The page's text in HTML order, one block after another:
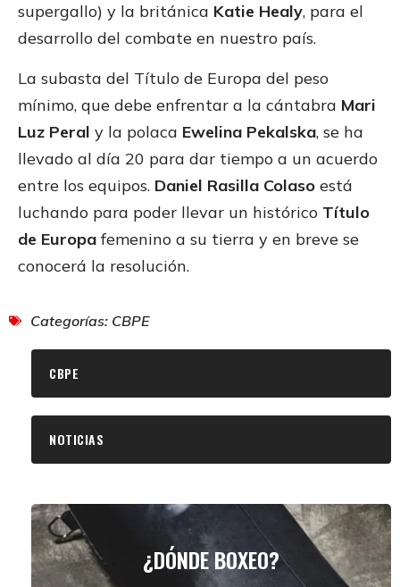
supergallo) y la británica Katie Healy, para el
desarrollo del combate en nuestro país.
La subasta del Título de Europa del peso
mínimo, que debe enfrentar a la cántabra Mari
Luz Peral y la polaca Ewelina Pekalska, se ha
llevado al día 20 para dar tiempo a un acuerdo
entre los equipos. Daniel Rasilla Colaso está
luchando para poder llevar un histórico Título
de Europa femenino a su tierra y en breve se
conocerá la resolución.
Categorías: CBPE
CBPE
NOTICIAS
¿DÓNDE BOXEO?